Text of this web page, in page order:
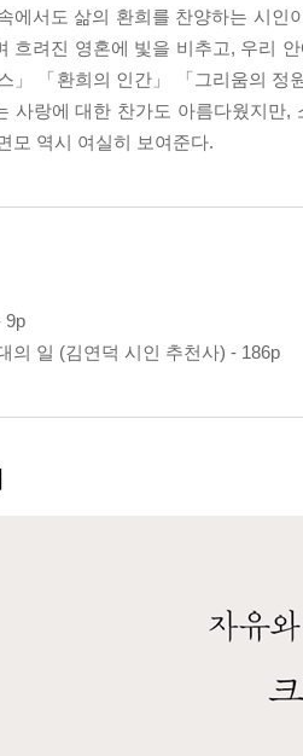
에서도 삶의 환희를 찬양하는 시
흐려진 영혼에 빛을 비추고, 우리
」 「환희의 인간」 「그리움의 정
사랑에 대한 찬가도 아름다웠지만
모 역시 여실히 보여준다.
9p
의 일 (김연덕 시인 추천사) - 186p